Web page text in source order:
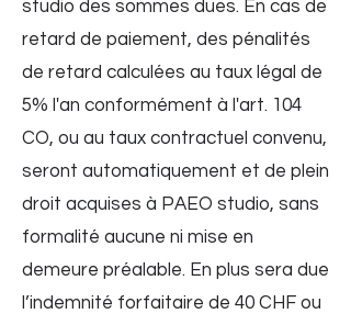
studio des sommes dues. En cas de
retard de paiement, des pénalités
de retard calculées au taux légal de
5% l'an conformément à l'art. 104
CO, ou au taux contractuel convenu,
seront automatiquement et de plein
droit acquises à PAEO studio, sans
formalité aucune ni mise en
demeure préalable. En plus sera due
l’indemnité forfaitaire de 40 CHF ou